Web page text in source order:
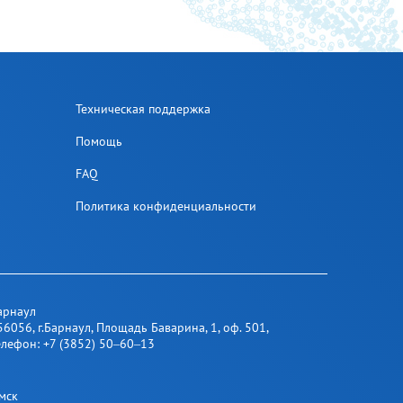
Техническая поддержка
Помощь
FAQ
Политика конфиденциальности
, г.Барнаул,​ Площадь Баварина, 1​, оф. 501,
+7 (3852) 50‒60‒13